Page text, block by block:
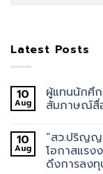
Latest Posts
10
Aug
ผู้แทนนักศึก
สัมภาษณ์สื่
10
Aug
“สว.ปริญญ
โอกาสแรง
ดึงการลงทุ